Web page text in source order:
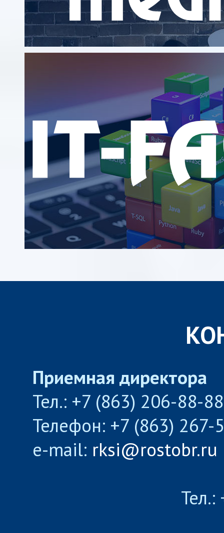
Приемная директора
Тел.: +7 (863) 206-88-
Телефон: +7 (863) 267-
e-mail: rksi@rostobr.ru